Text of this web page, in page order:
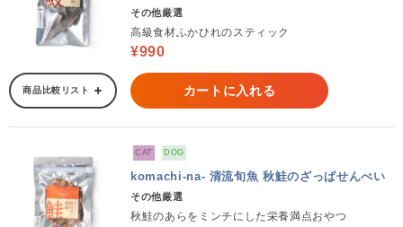
その他厳選
高級食材ふかひれのスティック
¥990
商品比較リスト カートに入れる
CAT DOG
komachi-na- 清流旬魚 秋鮭のざっぱせんべい
その他厳選
秋鮭のあらをミンチにした栄養満点おやつ